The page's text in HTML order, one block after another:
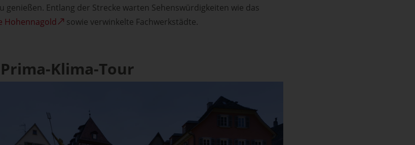
genießen. Entlang der Strecke warten Sehenswürdigkeiten wie das
Hohennagold sowie verwinkelte Fachwerkstädte.
Klima-Tour